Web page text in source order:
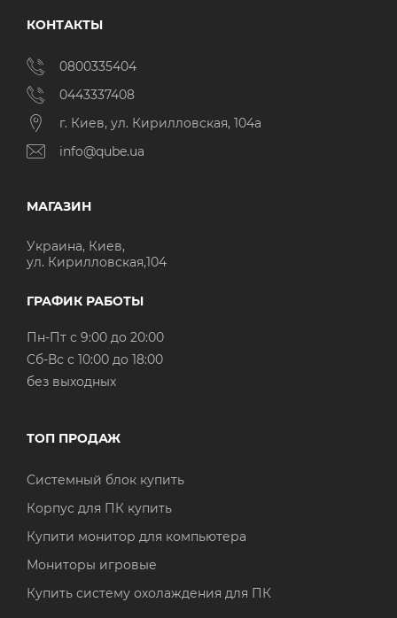
КОНТАКТЫ
0800335404
0443337408
г. Киев, ул. Кирилловская, 104а
info@qube.ua
МАГАЗИН
Украина, Киев,
ул. Кирилловская,104
ГРАФИК РАБОТЫ
Пн-Пт с 9:00 до 20:00
Cб-Вс с 10:00 до 18:00
без выходных
ТОП ПРОДАЖ
Системный блок купить
Корпус для ПК купить
Купити монитор для компьютера
Мониторы игровые
Купить систему охолаждения для ПК